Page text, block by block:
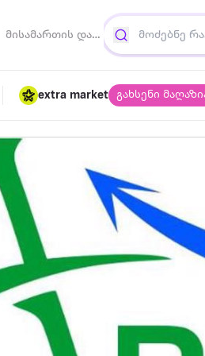
მისამართის დამატება
extra market გახსენი